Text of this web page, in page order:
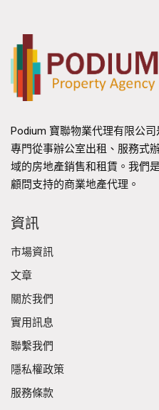
出。這種便利性增強了其
企業能夠觸及更廣泛的客
長沙灣的商業景觀特點是
管該區仍保留著紡織業的
子商務平台。大型批發市
的存在，進一步支持了該
角色。
例如瓊林街83 號和南商金
建築專為尋求經濟實惠且
理想目的地。
Podium 寶聯物業代理有限公
專門從事辦公室出租、服務式
域的房地產銷售和租賃。我們
顧問支持的商業地產代理。
資訊
市場資訊
文章
關於我們
實用訊息
聯繫我們
隱私權政策
服務條款